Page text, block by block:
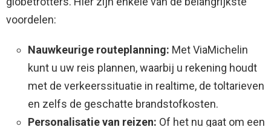
voordelen:
Nauwkeurige routeplanning: Met ViaMichelin
kunt u uw reis plannen, waarbij u rekening houdt
met de verkeerssituatie in realtime, de toltarieven
en zelfs de geschatte brandstofkosten.
Personalisatie van reizen: Of het nu gaat om een